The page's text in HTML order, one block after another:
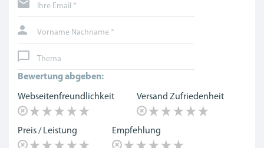
Ihre Email *
Vorname Nachname *
Thema
Bewertung abgeben:
Webseitenfreundlichkeit Versand Zufriedenheit
Preis / Leistung Empfehlung